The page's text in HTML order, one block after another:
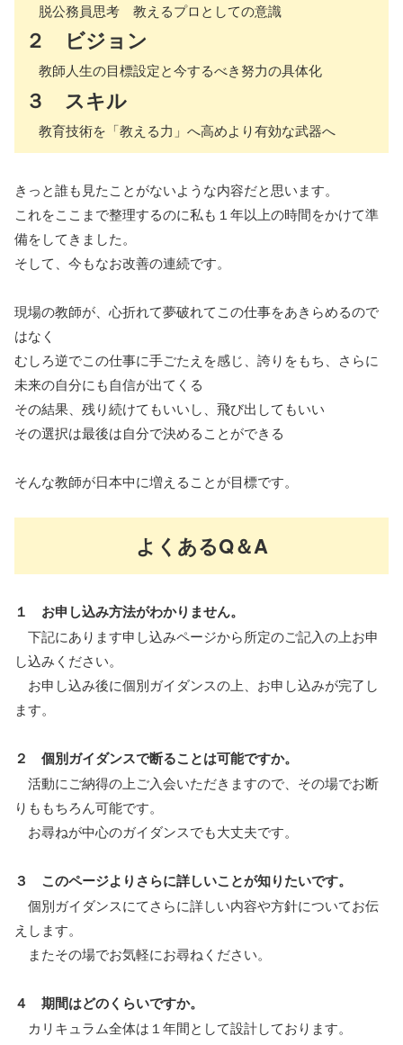
脱公務員思考 教えるプロとしての意識
２ ビジョン
教師人生の目標設定と今するべき努力の具体化
３ スキル
教育技術を「教える力」へ高めより有効な武器へ
きっと誰も見たことがないような内容だと思います。
これをここまで整理するのに私も１年以上の時間をかけて準
備をしてきました。
そして、今もなお改善の連続です。
現場の教師が、心折れて夢破れてこの仕事をあきらめるので
はなく
むしろ逆でこの仕事に手ごたえを感じ、誇りをもち、さらに
未来の自分にも自信が出てくる
その結果、残り続けてもいいし、飛び出してもいい
その選択は最後は自分で決めることができる
そんな教師が日本中に増えることが目標です。
よくあるQ＆A
１ お申し込み方法がわかりません。
下記にあります申し込みページから所定のご記入の上お申
し込みください。
お申し込み後に個別ガイダンスの上、お申し込みが完了し
ます。
２ 個別ガイダンスで断ることは可能ですか。
活動にご納得の上ご入会いただきますので、その場でお断
りももちろん可能です。
お尋ねが中心のガイダンスでも大丈夫です。
３ このページよりさらに詳しいことが知りたいです。
個別ガイダンスにてさらに詳しい内容や方針についてお伝
えします。
またその場でお気軽にお尋ねください。
４ 期間はどのくらいですか。
カリキュラム全体は１年間として設計しております。